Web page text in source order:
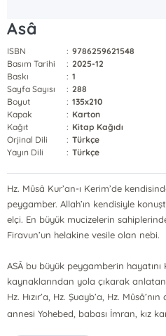
Asâ
ISBN : 9786259621548
Basım Tarihi
: 2025-12
Baskı
: 1
Sayfa Sayısı
: 288
Boyut
: 135x210
Kapak
: Karton
Kağıt
: Kitap Kağıdı
Orjinal Dili
: Türkçe
Yayın Dili
: Türkçe
Hz. Mûsâ Kur’an-ı Kerim’de
peygamber. Allah’ın kendisiyle
elçi. En büyük mucizelerin
Firavun’un helakine vesile olan nebi.
ASÂ bu büyük peygamberin hayatını
kaynaklarından yola çıkarak
Hz. Hızır’a, Hz. Şuayb’a, Hz.
annesi Yohebed, babası İmran, kız